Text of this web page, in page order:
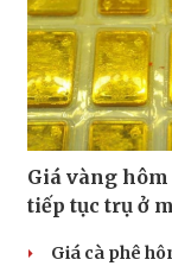
Giá vàng hôm
tiếp tục trụ ở
Giá cà phê